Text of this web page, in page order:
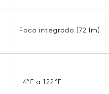
Foco integrado (72 lm)
-4°F a 122°F